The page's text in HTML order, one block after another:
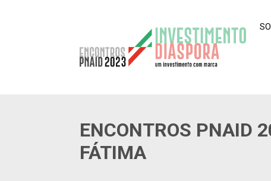
ENCONTROS PNAID
FÁTIMA